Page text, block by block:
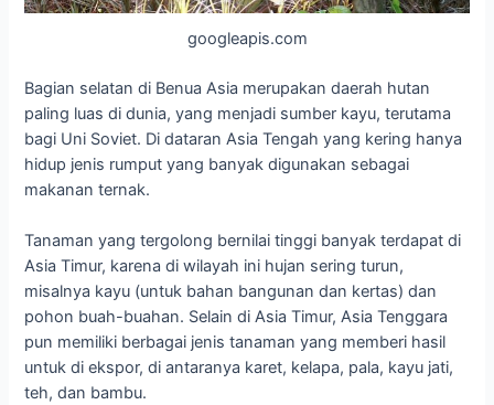
googleapis.com
Bagian selatan di Benua Asia merupakan daerah hutan
paling luas di dunia, yang menjadi sumber kayu, terutama
bagi Uni Soviet. Di dataran Asia Tengah yang kering hanya
hidup jenis rumput yang banyak digunakan sebagai
makanan ternak.
Tanaman yang tergolong bernilai tinggi banyak terdapat di
Asia Timur, karena di wilayah ini hujan sering turun,
misalnya kayu (untuk bahan bangunan dan kertas) dan
pohon buah-buahan. Selain di Asia Timur, Asia Tenggara
pun memiliki berbagai jenis tanaman yang memberi hasil
untuk di ekspor, di antaranya karet, kelapa, pala, kayu jati,
teh, dan bambu.